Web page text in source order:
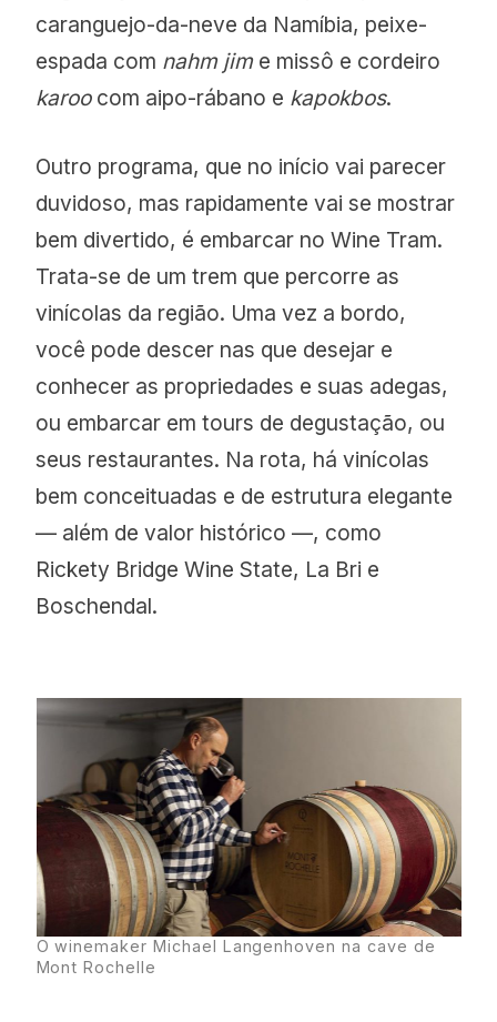
caranguejo-da-neve da Namíbia, peixe-
espada com nahm jime missô e cordeiro
karoocom aipo-rábano e kapokbos.
Outro programa, que no início vai parecer
duvidoso, mas rapidamente vai se mostrar
bem divertido, é embarcar no Wine Tram.
Trata-se de um trem que percorre as
vinícolas da região. Uma vez a bordo,
você pode descer nas que desejar e
conhecer as propriedades e suas adegas,
ou embarcar em tours de degustação, ou
seus restaurantes. Na rota, há vinícolas
bem conceituadas e de estrutura elegante
— além de valor histórico —, como
Rickety Bridge Wine State, La Bri e
Boschendal.
O winemaker Michael Langenhoven na cave de
Mont Rochelle